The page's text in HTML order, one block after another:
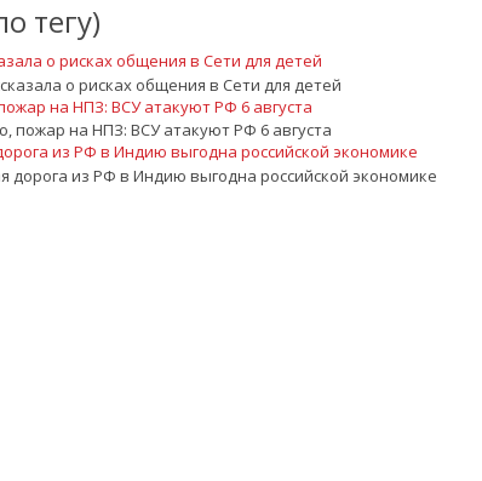
тегу)
о рисках общения в Сети для детей
на НПЗ: ВСУ атакуют РФ 6 августа
из РФ в Индию выгодна российской экономике